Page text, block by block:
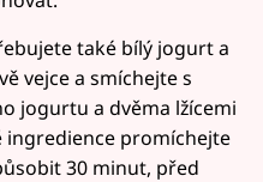
také bílý jogurt a
vejce a smíchejte s
jogurtu a dvěma lžícemi
ingredience promíchejte
30 minut, před